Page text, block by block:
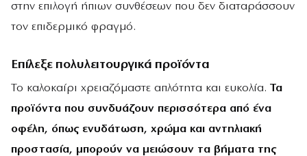
στην επιλογή ήπιων συνθέσεων που δεν διαταράσσουν
τον επιδερμικό φραγμό.
Επίλεξε πολυλειτουργικά προϊόντα
Το καλοκαίρι χρειαζόμαστε απλότητα και ευκολία. Τα
προϊόντα που συνδυάζουν περισσότερα από ένα
οφέλη, όπως ενυδάτωση, χρώμα και αντηλιακή
προστασία, μπορούν να μειώσουν τα βήματα της